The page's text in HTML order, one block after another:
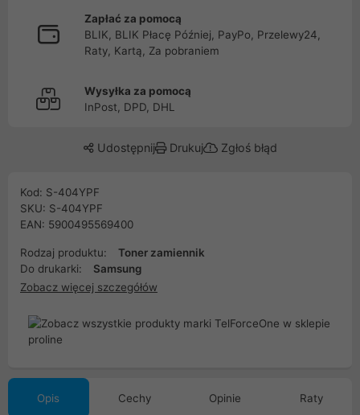
Zapłać za pomocą
BLIK, BLIK Płacę Później, PayPo, Przelewy24,
Raty, Kartą, Za pobraniem
Wysyłka za pomocą
InPost, DPD, DHL
Udostępnij Drukuj Zgłoś błąd
Kod: S-404YPF
SKU: S-404YPF
EAN: 5900495569400
Rodzaj produktu:
Toner zamiennik
Do drukarki:
Samsung
Zobacz więcej szczegółów
Opis Cechy Opinie Raty